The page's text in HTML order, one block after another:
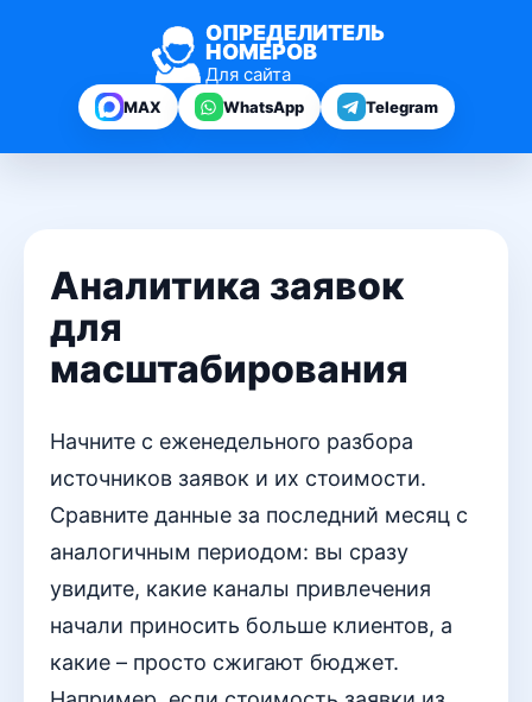
ОПРЕДЕЛИТЕЛЬ
НОМЕРОВ
Для сайта
MAX WhatsApp Telegram
Аналитика заявок
для
масштабирования
Начните с еженедельного разбора
источников заявок и их стоимости.
Сравните данные за последний месяц с
аналогичным периодом: вы сразу
увидите, какие каналы привлечения
начали приносить больше клиентов, а
какие – просто сжигают бюджет.